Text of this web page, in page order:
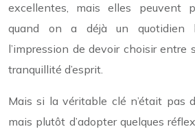
excellentes, mais elles peuvent
quand on a déjà un quotidien
l’impression de devoir choisir entre
tranquillité d’esprit.
Mais si la véritable clé n’était pas
mais plutôt d’adopter quelques